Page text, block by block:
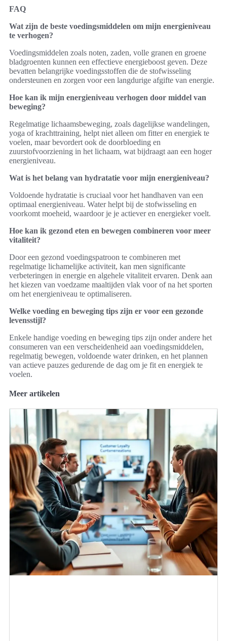
FAQ
Wat zijn de beste voedingsmiddelen om mijn energieniveau
te verhogen?
Voedingsmiddelen zoals noten, zaden, volle granen en groene
bladgroenten kunnen een effectieve energieboost geven. Deze
bevatten belangrijke voedingsstoffen die de stofwisseling
ondersteunen en zorgen voor een langdurige afgifte van energie.
Hoe kan ik mijn energieniveau verhogen door middel van
beweging?
Regelmatige lichaamsbeweging, zoals dagelijkse wandelingen,
yoga of krachttraining, helpt niet alleen om fitter en energiek te
voelen, maar bevordert ook de doorbloeding en
zuurstofvoorziening in het lichaam, wat bijdraagt aan een hoger
energieniveau.
Wat is het belang van hydratatie voor mijn energieniveau?
Voldoende hydratatie is cruciaal voor het handhaven van een
optimaal energieniveau. Water helpt bij de stofwisseling en
voorkomt moeheid, waardoor je je actiever en energieker voelt.
Hoe kan ik gezond eten en bewegen combineren voor meer
vitaliteit?
Door een gezond voedingspatroon te combineren met
regelmatige lichamelijke activiteit, kan men significante
verbeteringen in energie en algehele vitaliteit ervaren. Denk aan
het kiezen van voedzame maaltijden vlak voor of na het sporten
om het energieniveau te optimaliseren.
Welke voeding en beweging tips zijn er voor een gezonde
levensstijl?
Enkele handige voeding en beweging tips zijn onder andere het
consumeren van een verscheidenheid aan voedingsmiddelen,
regelmatig bewegen, voldoende water drinken, en het plannen
van actieve pauzes gedurende de dag om je fit en energiek te
voelen.
Meer artikelen